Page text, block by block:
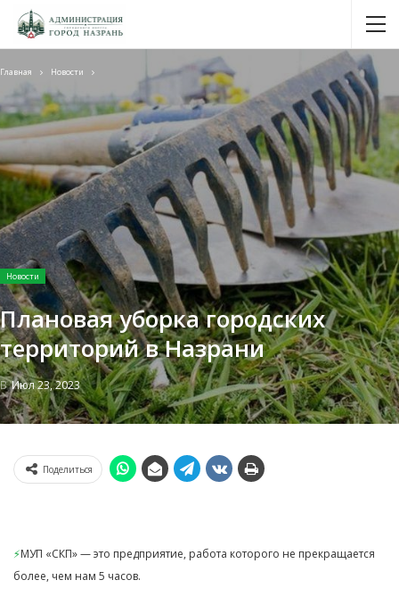
Главная Новости
Новости
Плановая уборка городских
территорий в Назрани
ВИюл 23, 2023
Поделиться
⚡️МУП «СКП» — это предприятие, работа которого не прекращается
более, чем нам 5 часов.